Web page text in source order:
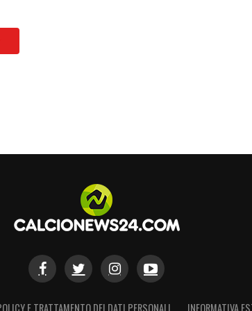
E TRATTAMENTO DEI DATI PERSONALI INFORMATIVA